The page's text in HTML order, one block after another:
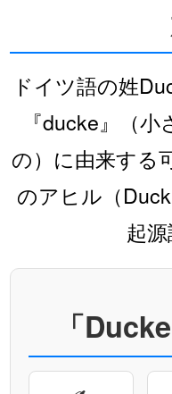
ドイツ語の姓
『ducke』（
の）に由来する
のアヒル（
起源
「